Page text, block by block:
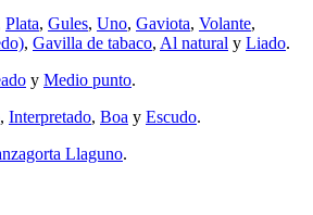
Plata, Gules, Uno, Gaviota, Volante,
, Gavilla de tabaco, Al natural y Liado.
y Medio punto.
, Interpretado, Boa y Escudo.
Llaguno.